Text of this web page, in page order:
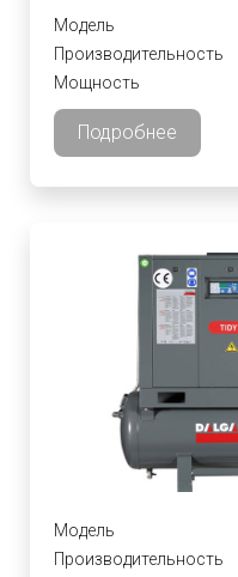
Модель
Производительность
Мощность
Подробнее
Модель
Производительность